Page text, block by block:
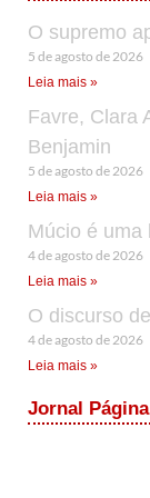
O supremo
5 de agosto de 2026
Leia mais »
Favre, Clara
Benjamin
5 de agosto de 2026
Leia mais »
Múcio é uma
4 de agosto de 2026
Leia mais »
O discurso
4 de agosto de 2026
Leia mais »
Jornal